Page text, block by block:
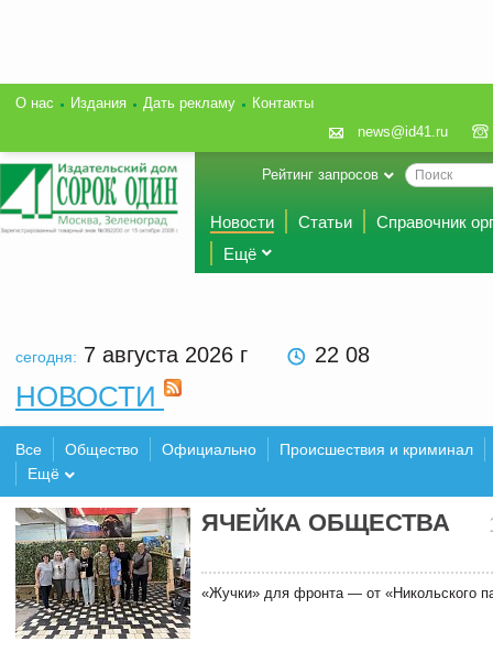
О нас Издания Дать рекламу
Контакты
news@id41.ru
Рейтинг запросов
Новости Статьи
Справочник
Ещё
сегодня: 7 августа 2026 г 22 08
НОВОСТИ
Все Общество Официально
Происшествия и криминал
Ещё
ЯЧЕЙКА ОБЩЕСТВА
«Жучки» для фронта — от «Никольского